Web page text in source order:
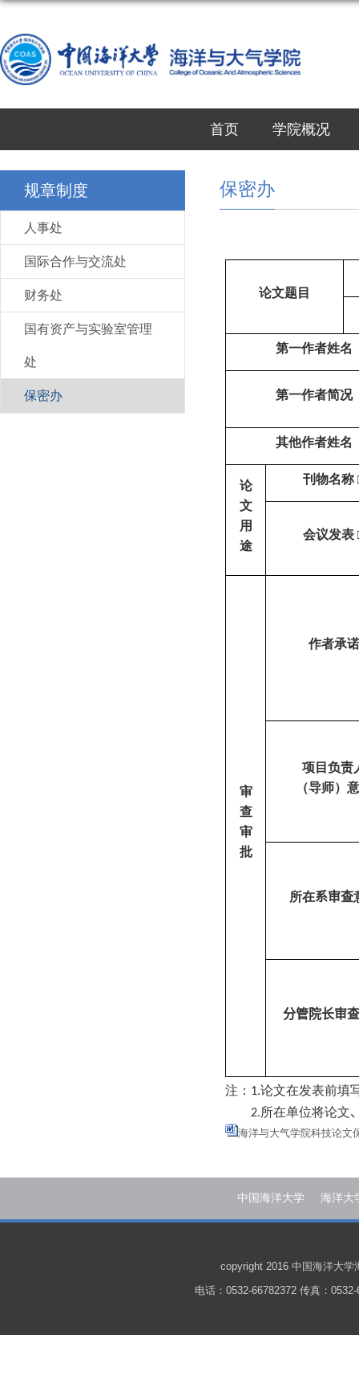
首页 学院概况
规章制度
人事处
国际合作与交流处
财务处
国有资产与实验室管理
处
保密办
保密办
论文题目
第一作者姓名
第一作者简况
其他作者姓名
论
文
用
途
刊物名称
会议发表
审
查
审
批
作者承诺
项目负责
（导师）
所在系审查
分管院长审查
注： 1.论文在发表前填
2.所在单位将论文
海洋与大气学院科技论文
中国海洋大学 海洋大
copyright 2016 中国海洋大学
电话：0532-66782372 传真：